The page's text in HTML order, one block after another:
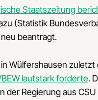
Staatszeitung
(Statistik
beantragt.
Wülfershausen
lautstark forderte.
der Regierung aus